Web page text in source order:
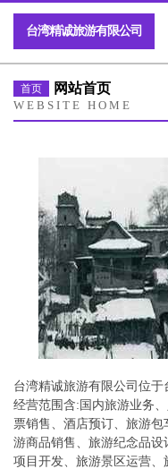
台湾精诚旅游有限公司
首页 网站首页
WEBSITE HOME
台湾精诚旅游有限公司位于
经营范围含:国内旅游业务
票销售、酒店预订、旅游
游商品销售、旅游纪念品
项目开发、旅游景区运营